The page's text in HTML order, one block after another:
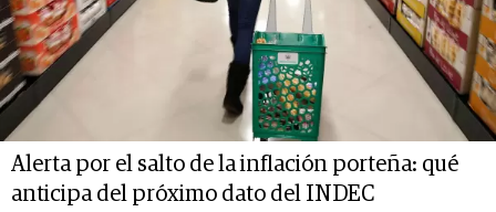
Alerta por el salto de la inflación porteña: qué
anticipa del próximo dato del INDEC